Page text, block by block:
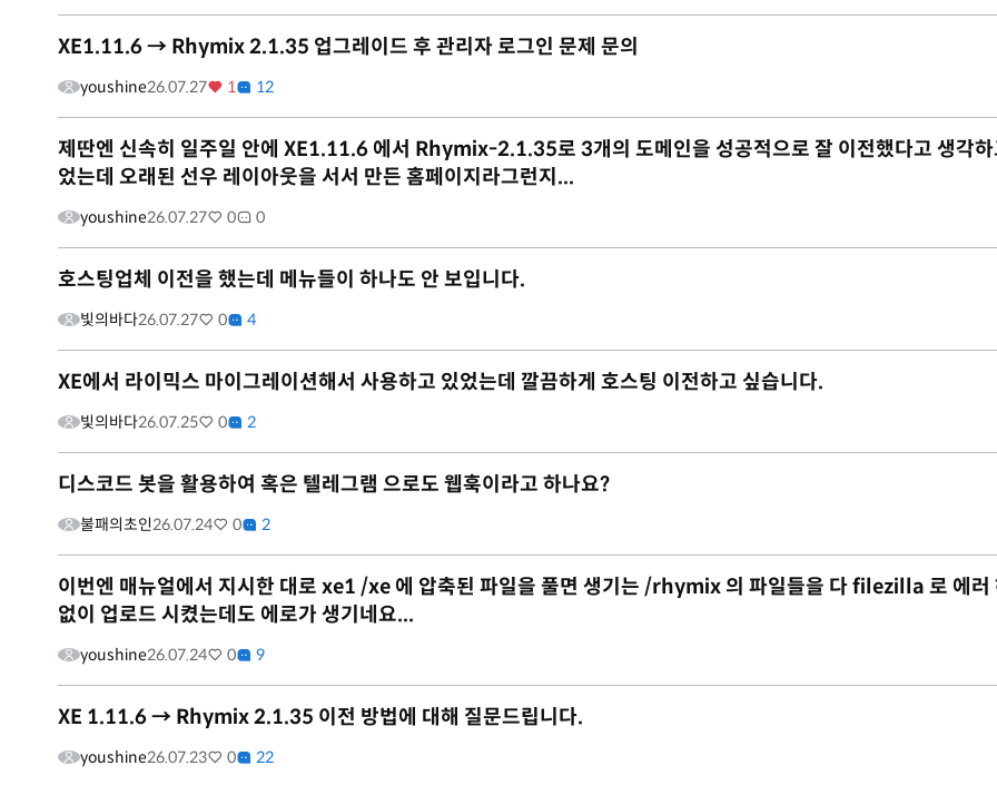
XE1.11.6 → Rhymix 2.1.35 업그레이드 후 관리자 로그인 문제 문의
youshine26.07.27 1 12
제딴엔 신속히 일주일 안에 XE1.11.6 에서 Rhymix-2.1.35로 3개의 도메인을 성공적으로 잘 이전했다고 생각하
었는데 오래된 선우 레이아웃을 서서 만든 홈페이지라그런지...
youshine26.07.27 0 0
호스팅업체 이전을 했는데 메뉴들이 하나도 안 보입니다.
빛의바다26.07.27 0 4
XE에서 라이믹스 마이그레이션해서 사용하고 있었는데 깔끔하게 호스팅 이전하고 싶습니다.
빛의바다26.07.25 0 2
디스코드 봇을 활용하여 혹은 텔레그램 으로도 웹훅이라고 하나요?
불패의초인26.07.24 0 2
이번엔 매뉴얼에서 지시한 대로 xe1 /xe 에 압축된 파일을 풀면 생기는 /rhymix 의 파일들을 다 filezilla 로 에러
없이 업로드 시켰는데도 에로가 생기네요...
youshine26.07.24 0 9
XE 1.11.6 → Rhymix 2.1.35 이전 방법에 대해 질문드립니다.
youshine26.07.23 0 22